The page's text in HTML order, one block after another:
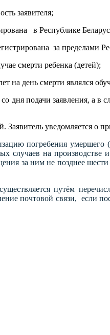
заявителя;
в Республике
за пределами
смерти ребенка (детей);
на день смерти являлся
дня подачи заявления, а
уведомляется о
погребения
случаев на
за ним не позднее
путём
почтовой связи, если